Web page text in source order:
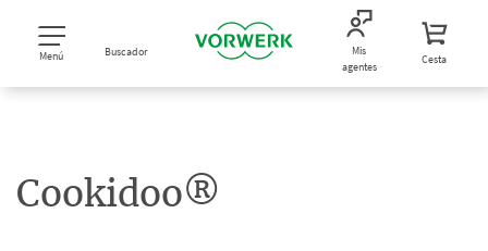
Menú Buscador
Mis
agentes
Cesta
Cookidoo®